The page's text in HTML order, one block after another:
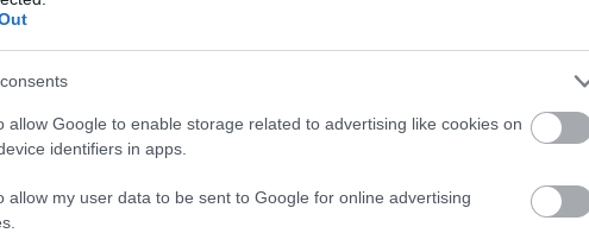
allow Google to enable storage related to advertising like cookies on
identifiers in apps.
allow my user data to be sent to Google for online advertising